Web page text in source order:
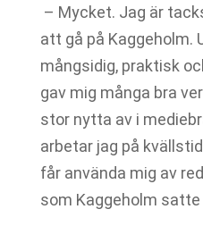
– Mycket. Jag är
att gå på Kaggeholm.
mångsidig, praktisk
gav mig många bra
stor nytta av i
arbetar jag på
får använda mig av
som Kaggeholm satte